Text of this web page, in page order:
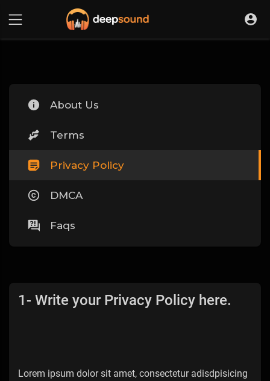
About Us
Terms
Privacy Policy
DMCA
Faqs
1- Write your Privacy Policy here.
Lorem ipsum dolor sit amet, consectetur adisdpisicing